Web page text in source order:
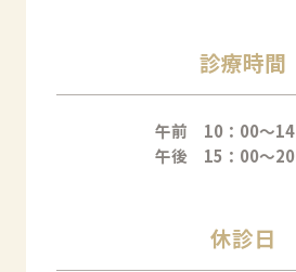
診療時間
午前 10：00～
午後 15：00～
休診日